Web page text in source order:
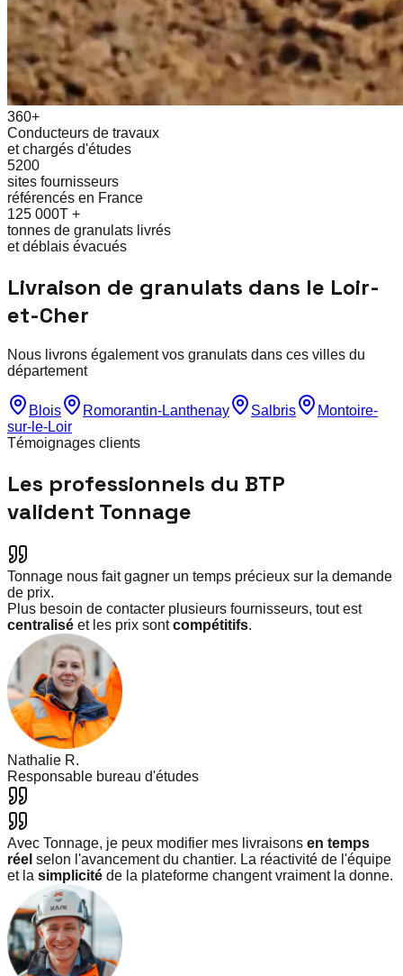
360+
Conducteurs de travaux
et chargés d'études
5200
sites fournisseurs
référencés en France
125 000T +
tonnes de granulats livrés
et déblais évacués
Livraison de granulats dans le Loir-
et-Cher
Nous livrons également vos granulats dans ces villes du
département
Blois Romorantin-Lanthenay Salbris
Montoire-
sur-le-Loir
Témoignages clients
Les professionnels du BTP
valident Tonnage
Tonnage nous fait gagner un temps précieux sur la demande
de prix.
Plus besoin de contacter plusieurs fournisseurs, tout est
centralisé et les prix sontcompétitifs.
Nathalie R.
Responsable bureau d'études
Avec Tonnage, je peux modifier mes livraisons en temps
réel selon l'avancement du chantier. La réactivité de l'équipe
et la simplicité de la plateforme changent vraiment la donne.